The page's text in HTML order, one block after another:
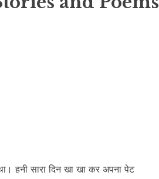
हनी सारा दिन खा खा कर अपना पेट